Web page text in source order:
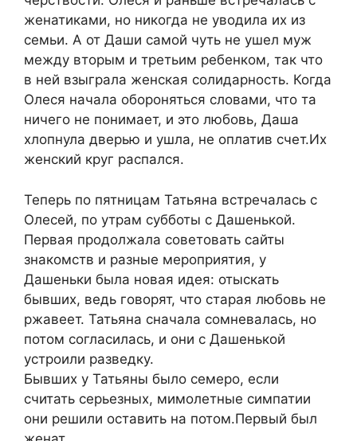
женатиками, но никогда не уводила их из
семьи. А от Даши самой чуть не ушел муж
между вторым и третьим ребенком, так что
в ней взыграла женская солидарность. Когда
Олеся начала обороняться словами, что та
ничего не понимает, и это любовь, Даша
хлопнула дверью и ушла, не оплатив счет.Их
женский круг распался.
Теперь по пятницам Татьяна встречалась с
Олесей, по утрам субботы с Дашенькой.
Первая продолжала советовать сайты
знакомств и разные мероприятия, у
Дашеньки была новая идея: отыскать
бывших, ведь говорят, что старая любовь не
ржавеет. Татьяна сначала сомневалась, но
потом согласилась, и они с Дашенькой
устроили разведку.
Бывших у Татьяны было семеро, если
считать серьезных, мимолетные симпатии
они решили оставить на потом.Первый был